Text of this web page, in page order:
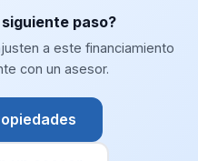
paso?
a este financiamiento
con un asesor.